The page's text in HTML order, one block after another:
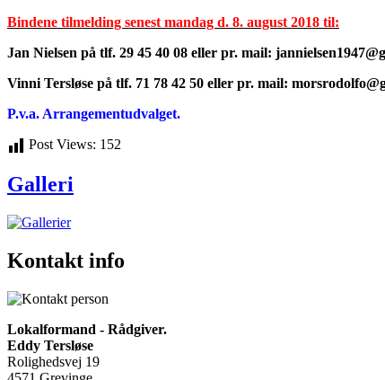
Bindene tilmelding senest mandag d. 8. august 2018 til:
Jan Nielsen på tlf. 29 45 40 08 eller pr. mail:
Vinni Tersløse på tlf. 71 78 42 50 eller pr. mail:
P.v.a. Arrangementudvalget.
Post Views: 152
Galleri
Kontakt info
Lokalformand - Rådgiver.
Eddy Tersløse
Rolighedsvej 19